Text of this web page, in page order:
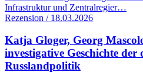
Infrastruktur und Zentralregier…
Rezension / 18.03.2026
Katja Gloger, Georg
investigative Geschichte der
Russlandpolitik